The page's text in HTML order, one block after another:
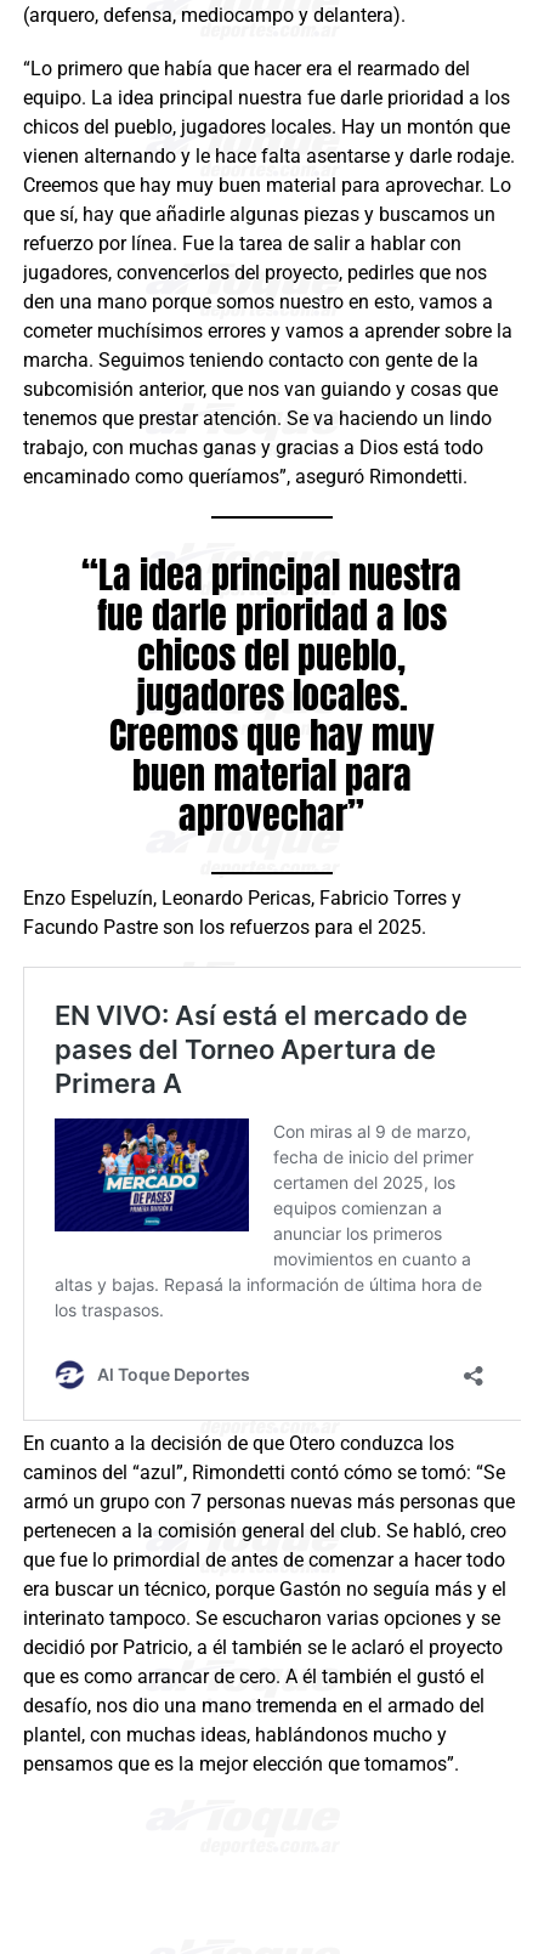
(arquero, defensa, mediocampo y delantera).
“Lo primero que había que hacer era el rearmado del
equipo. La idea principal nuestra fue darle prioridad a los
chicos del pueblo, jugadores locales. Hay un montón que
vienen alternando y le hace falta asentarse y darle rodaje.
Creemos que hay muy buen material para aprovechar. Lo
que sí, hay que añadirle algunas piezas y buscamos un
refuerzo por línea. Fue la tarea de salir a hablar con
jugadores, convencerlos del proyecto, pedirles que nos
den una mano porque somos nuestro en esto, vamos a
cometer muchísimos errores y vamos a aprender sobre la
marcha. Seguimos teniendo contacto con gente de la
subcomisión anterior, que nos van guiando y cosas que
tenemos que prestar atención. Se va haciendo un lindo
trabajo, con muchas ganas y gracias a Dios está todo
encaminado como queríamos”, aseguró Rimondetti.
“La idea principal nuestra
fue darle prioridad a los
chicos del pueblo,
jugadores locales.
Creemos que hay muy
buen material para
aprovechar”
Enzo Espeluzín, Leonardo Pericas, Fabricio Torres y
Facundo Pastre son los refuerzos para el 2025.
En cuanto a la decisión de que Otero conduzca los
caminos del “azul”, Rimondetti contó cómo se tomó: “Se
armó un grupo con 7 personas nuevas más personas que
pertenecen a la comisión general del club. Se habló, creo
que fue lo primordial de antes de comenzar a hacer todo
era buscar un técnico, porque Gastón no seguía más y el
interinato tampoco. Se escucharon varias opciones y se
decidió por Patricio, a él también se le aclaró el proyecto
que es como arrancar de cero. A él también el gustó el
desafío, nos dio una mano tremenda en el armado del
plantel, con muchas ideas, hablándonos mucho y
pensamos que es la mejor elección que tomamos”.